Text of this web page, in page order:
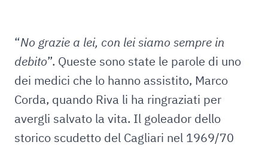
“No grazie a lei, con lei siamo sempre in
debito”. Queste sono state le parole di uno
dei medici che lo hanno assistito, Marco
Corda, quando Riva li ha ringraziati per
avergli salvato la vita. Il goleador dello
storico scudetto del Cagliari nel 1969/70